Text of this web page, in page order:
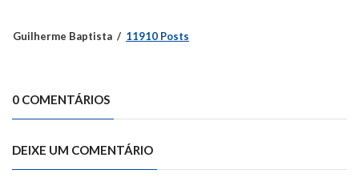
Guilherme Baptista 11910 Posts
0 COMENTÁRIOS
DEIXE UM COMENTÁRIO